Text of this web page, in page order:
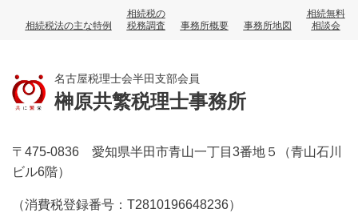
相続税法の主な特例
相続税の
税務調査
事務所概要 事務所地図
相続無料
相談会
名古屋税理士会半田支部会員
榊原共繁税理士事務所
〒475-0836 愛知県半田市青山一丁目3番地５（青山石川
ビル6階）
（消費税登録番号：T2810196648236）